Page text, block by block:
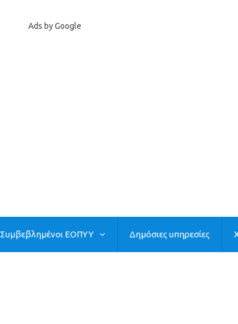
Ads by Google
Συμβεβλημένοι ΕΟΠΥΥ Δημόσιες υπηρεσίες